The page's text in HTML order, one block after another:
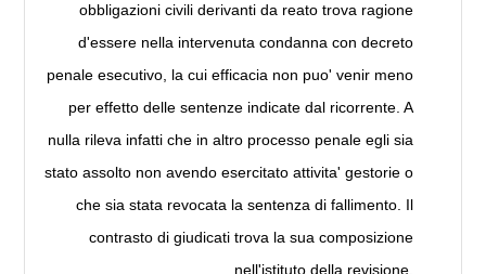
obbligazioni civili derivanti da reato trova ragione
d'essere nella intervenuta condanna con decreto
penale esecutivo, la cui efficacia non puo' venir meno
per effetto delle sentenze indicate dal ricorrente. A
nulla rileva infatti che in altro processo penale egli sia
stato assolto non avendo esercitato attivita' gestorie o
che sia stata revocata la sentenza di fallimento. Il
contrasto di giudicati trova la sua composizione
nell'istituto della revisione.